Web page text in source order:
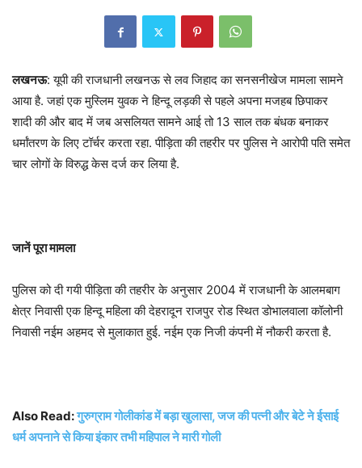
लखनऊ: यूपी की राजधानी लखनऊ से लव जिहाद का सनसनीखेज मामला सामने
आया है. जहां एक मुस्लिम युवक ने हिन्दू लड़की से पहले अपना मजहब छिपाकर
शादी की और बाद में जब असलियत सामने आई तो 13 साल तक बंधक बनाकर
धर्मांतरण के लिए टॉर्चर करता रहा. पीड़िता की तहरीर पर पुलिस ने आरोपी पति समेत
चार लोगों के विरुद्ध केस दर्ज कर लिया है.
जानें पूरा मामला
पुलिस को दी गयी पीड़िता की तहरीर के अनुसार 2004 में राजधानी के आलमबाग
क्षेत्र निवासी एक हिन्दू महिला की देहरादून राजपुर रोड स्थित डोभालवाला कॉलोनी
निवासी नईम अहमद से मुलाकात हुई. नईम एक निजी कंपनी में नौकरी करता है.
Also Read:गुरुग्राम गोलीकांड में बड़ा खुलासा, जज की पत्नी और बेटे ने ईसाई
धर्म अपनाने से किया इंकार तभी महिपाल ने मारी गोली